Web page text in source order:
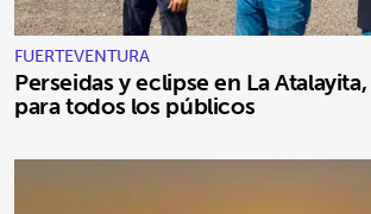
FUERTEVENTURA
Perseidas y eclipse en La
para todos los públicos